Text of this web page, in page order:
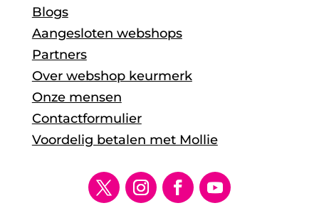
Blogs
Aangesloten webshops
Partners
Over webshop keurmerk
Onze mensen
Contactformulier
Voordelig betalen met Mollie